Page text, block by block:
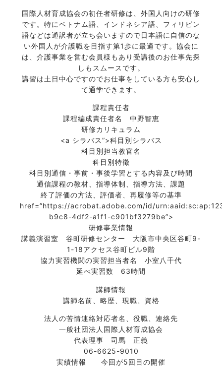
国際人材育成協会の初任者研修は、外国人向けの研修
です。特にベトナム語、インドネシア語、フィリピン
語などは通訳者が立ち会いますので日本語に自信のな
い外国人が介護職を目指す第1歩に最適です。協会に
は、介護事業を営む会員様もあり受講後のお仕事先探
しもスムースです。
講習は土日中心ですのでお仕事をしている方も安心し
て通学できます。
課程責任者
課程編成責任者名 中野智恵
研修カリキュラム
<a シラバス”>科目別シラバス
科目別担当教官名
科目別特徴
科目別通信・事前・事後学習とする内容及び時間
通信課程の教材、指導体制、指導方法、課題
終了評価の方法、評価者、再履修等の基準
href=”https://acrobat.adobe.com/id/
b9c8-4df2-a1f1-c901bf3279be”>
研修事業情報
講義演習室 谷町研修センター 大阪市中央区谷町9-
1-18アクセス谷町ビル9階
協力実習機関の実習担当者名 小室八千代
延べ実習数 63時間
講師情報
講師名前、略歴、現職、資格
法人の苦情連絡対応者名、役職、連絡先
一般社団法人国際人材育成協会
代表理事 司馬 正義
06-6625-9010
実績情報 今回が5回目の開催